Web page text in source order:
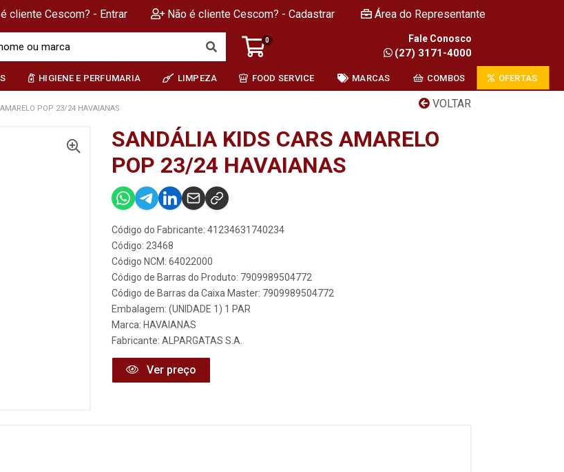
cliente Cescom? - Entrar Não é cliente Cescom? - Cadastrar Área do Representante
0 Fale Conosco
(27) 3171-4000
HIGIENE E PERFUMARIA LIMPEZA FOOD SERVICE MARCAS COMBOS OFERTAS
VOLTAR
POP 23/24 HAVAIANAS
SANDÁLIA KIDS CARS AMARELO
POP 23/24 HAVAIANAS
Código do Fabricante: 41234631740234
Código: 23468
Código NCM: 64022000
Código de Barras do Produto: 7909989504772
Código de Barras da Caixa Master: 7909989504772
Embalagem: (UNIDADE 1) 1 PAR
Marca: HAVAIANAS
Fabricante: ALPARGATAS S.A.
Ver preço